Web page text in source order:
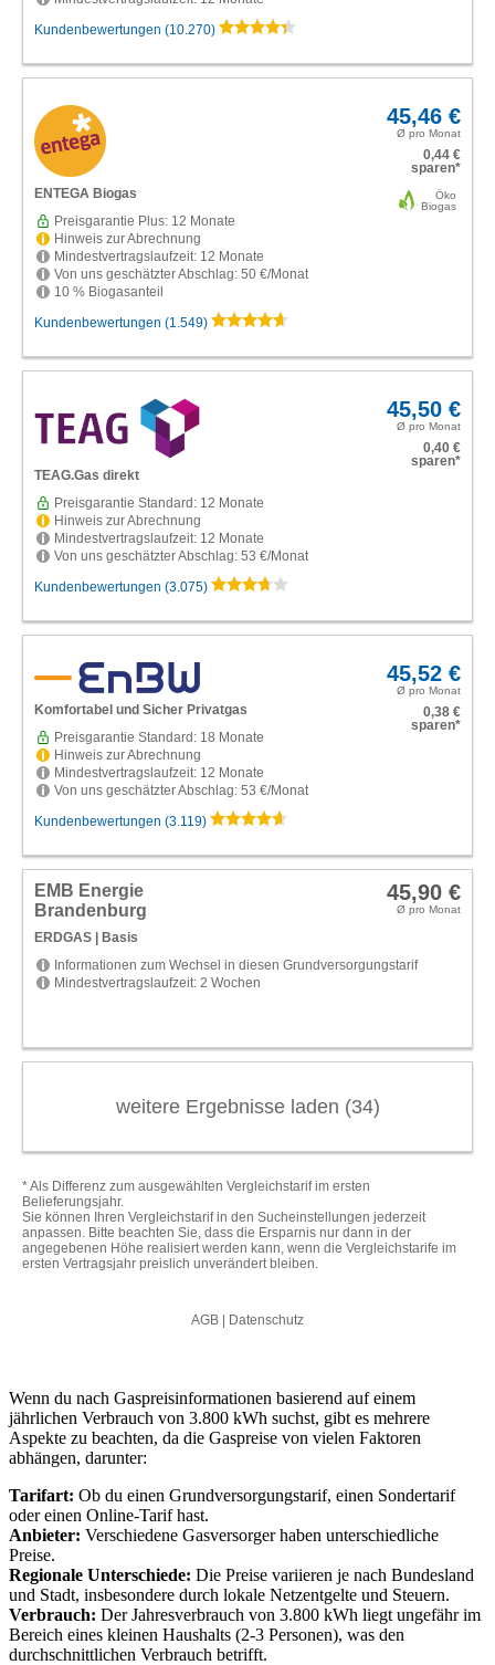
Wenn du nach Gaspreisinformationen basierend auf einem
jährlichen Verbrauch von 3.800 kWh suchst, gibt es mehrere
Aspekte zu beachten, da die Gaspreise von vielen Faktoren
abhängen, darunter:
Tarifart: Ob du einen Grundversorgungstarif, einen Sondertarif
oder einen Online-Tarif hast.
Anbieter: Verschiedene Gasversorger haben unterschiedliche
Preise.
Regionale Unterschiede: Die Preise variieren je nach Bundesland
und Stadt, insbesondere durch lokale Netzentgelte und Steuern.
Verbrauch: Der Jahresverbrauch von 3.800 kWh liegt ungefähr im
Bereich eines kleinen Haushalts (2-3 Personen), was den
durchschnittlichen Verbrauch betrifft.